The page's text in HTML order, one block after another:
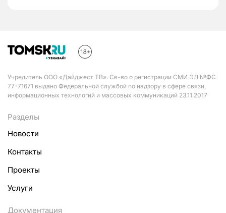
Учредитель ООО «Дайджест ТВ». Св-во о регистрации СМИ ЭЛ №ФС
77-71671 выдано Федеральной службой по надзору в сфере связи,
информационных технологий и массовых коммуникаций 23.11.2017
Разделы
Новости
Контакты
Проекты
Услуги
Документация